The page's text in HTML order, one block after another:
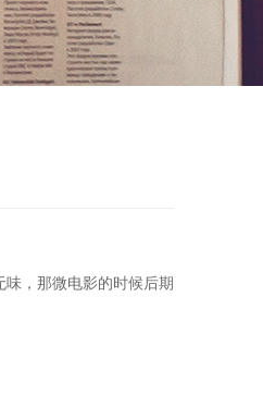
，那微电影的时候后期